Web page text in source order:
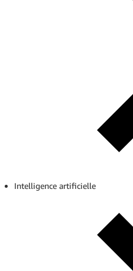
Intelligence artificielle